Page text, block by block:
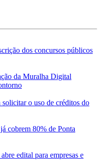
dos concursos públicos
da Muralha Digital
o uso de créditos do
cobrem 80% de Ponta
edital para empresas e